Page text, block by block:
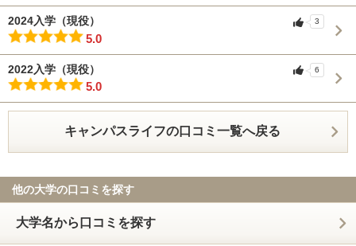
2024入学（現役）
5.0
3
2022入学（現役）
5.0
6
キャンパスライフの口コミ一覧へ戻る
他の大学の口コミを探す
大学名から口コミを探す